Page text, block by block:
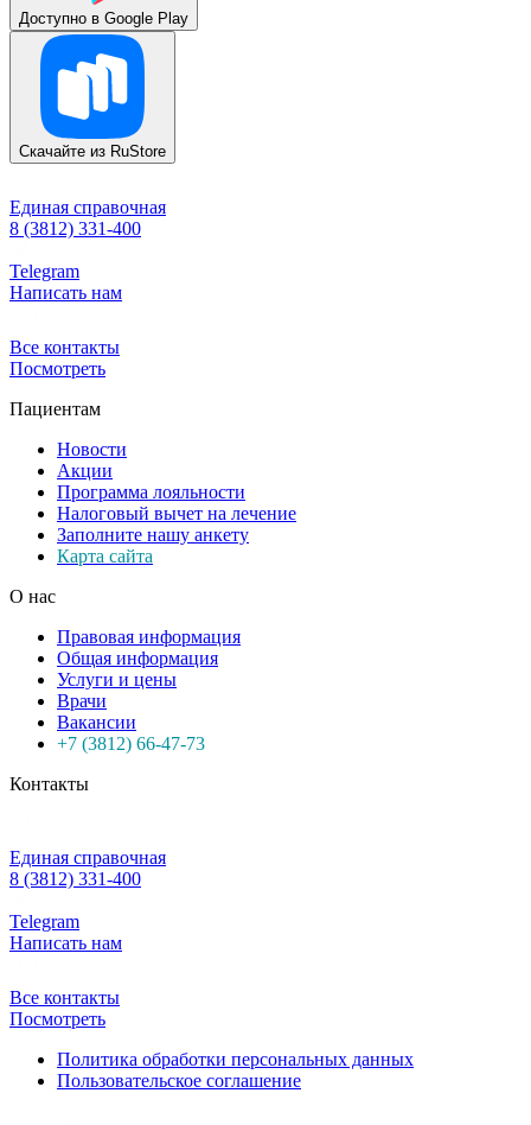
Доступно в Google Play
Скачайте из RuStore
Единая справочная
8 (3812) 331-400
Telegram
Написать нам
Все контакты
Посмотреть
Пациентам
Новости
Акции
Программа лояльности
Налоговый вычет на лечение
Заполните нашу анкету
Карта сайта
О нас
Правовая информация
Общая информация
Услуги и цены
Врачи
Вакансии
+7 (3812) 66-47-73
Контакты
Единая справочная
8 (3812) 331-400
Telegram
Написать нам
Все контакты
Посмотреть
Политика обработки персональных данных
Пользовательское соглашение